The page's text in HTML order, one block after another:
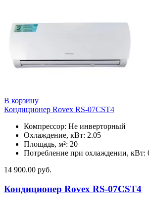
В корзину
Кондиционер Rovex RS-07CST4
Компрессор: Не инверторный
Охлаждение, кВт: 2.05
Площадь, м²: 20
Потребление при охлаждении, кВт:
14 900.00 руб.
Кондиционер Rovex RS-07CST4